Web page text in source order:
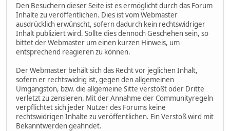
Den Besuchern dieser Seite ist es ermöglicht durch das Forum
Inhalte zu veröffentlichen. Dies ist vom Webmaster
ausdrücklich erwünscht, sofern dadurch kein rechtswidriger
Inhalt publiziert wird. Sollte dies dennoch Geschehen sein, so
bittet der Webmaster um einen kurzen Hinweis, um
entsprechend reagieren zu können.
Der Webmaster behält sich das Recht vor jeglichen Inhalt,
sofern er rechtswidrig ist, gegen den allgemeinen
Umgangston, bzw. die allgemeine Sitte verstößt oder Dritte
verletzt zu zensieren. Mit der Annahme der Communityregeln
verpflichtet sich jeder Nutzer des Forums keine
rechtswidrigen Inhalte zu veröffentlichen. Ein Verstoß wird mit
Bekanntwerden geahndet.